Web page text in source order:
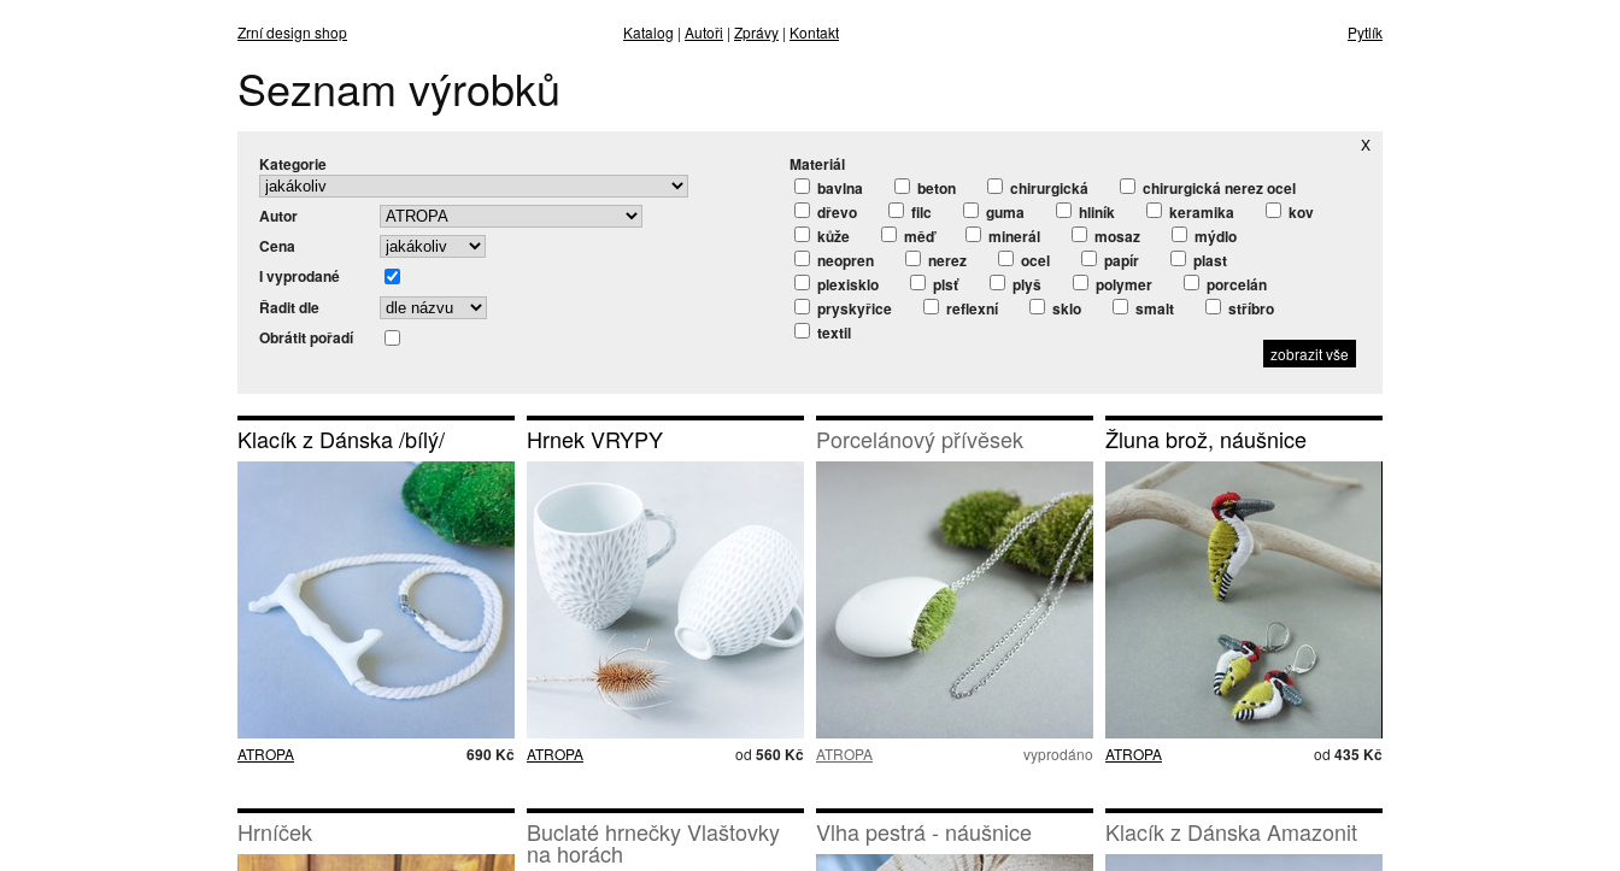
Zrní design shop Katalog | Autoři | Zprávy | Kontakt Pytlík
Seznam výrobků
Kategorie
Autor
Cena
I vyprodané
Řadit dle
Obrátit pořadí
Materiál
bavlna
beton chirurgická
chirurgická nerez ocel
dřevo
filc guma hliník keramika
kov
kůže
měď minerál mosaz
mýdlo
neopren
nerez ocel papír
plast
plexisklo
plsť plyš polymer
porcelán
pryskyřice
reflexní sklo smalt
stříbro
textil
zobrazit vše
X
Klacík z Dánska /bílý/
ATROPA 690 Kč
Hrnek VRYPY
ATROPA od 560 Kč
Porcelánový přívěsek
ATROPA vyprodáno
Žluna brož, náušnice
ATROPA od 435 Kč
Hrníček Buclaté hrnečky Vlaštovky
na horách
Vlha pestrá - náušnice Klacík z Dánska Amazonit